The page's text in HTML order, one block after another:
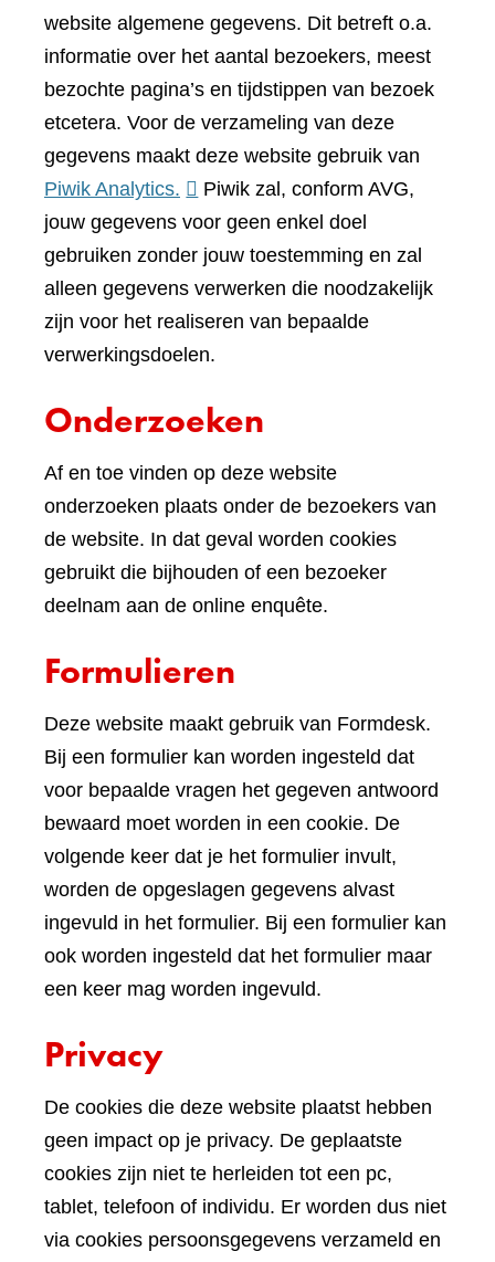
website algemene gegevens. Dit betreft o.a.
informatie over het aantal bezoekers, meest
bezochte pagina’s en tijdstippen van bezoek
etcetera. Voor de verzameling van deze
gegevens maakt deze website gebruik van
Piwik Analytics. (verwijst
naar
een
andere
website)
Piwik zal, conform AVG,
jouw gegevens voor geen enkel doel
gebruiken zonder jouw toestemming en zal
alleen gegevens verwerken die noodzakelijk
zijn voor het realiseren van bepaalde
verwerkingsdoelen.
Onderzoeken
Af en toe vinden op deze website
onderzoeken plaats onder de bezoekers van
de website. In dat geval worden cookies
gebruikt die bijhouden of een bezoeker
deelnam aan de online enquête.
Formulieren
Deze website maakt gebruik van Formdesk.
Bij een formulier kan worden ingesteld dat
voor bepaalde vragen het gegeven antwoord
bewaard moet worden in een cookie. De
volgende keer dat je het formulier invult,
worden de opgeslagen gegevens alvast
ingevuld in het formulier. Bij een formulier kan
ook worden ingesteld dat het formulier maar
een keer mag worden ingevuld.
Privacy
De cookies die deze website plaatst hebben
geen impact op je privacy. De geplaatste
cookies zijn niet te herleiden tot een pc,
tablet, telefoon of individu. Er worden dus niet
via cookies persoonsgegevens verzameld en